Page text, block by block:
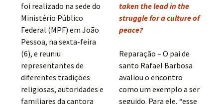
foi realizado na sede do
Ministério Público
Federal (MPF) em João
Pessoa, na sexta-feira
(6), e reuniu
representantes de
diferentes tradições
religiosas, autoridades e
familiares da cantora
taken the lead in the
struggle for a culture of
peace?
Reparação – O pai de
santo Rafael Barbosa
avaliou o encontro
como um exemplo a ser
seguido. Para ele, “esse